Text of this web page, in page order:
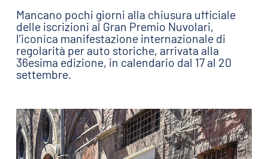
Mancano pochi giorni alla chiusura ufficiale
delle iscrizioni al Gran Premio Nuvolari,
l’iconica manifestazione internazionale di
regolarità per auto storiche, arrivata alla
36esima edizione, in calendario dal 17 al 20
settembre.